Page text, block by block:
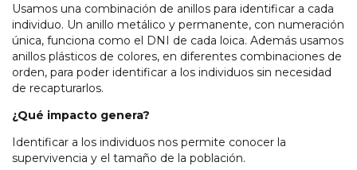
Usamos una combinación de anillos para identificar a cada
individuo. Un anillo metálico y permanente, con numeración
única, funciona como el DNI de cada loica. Además usamos
anillos plásticos de colores, en diferentes combinaciones de
orden, para poder identificar a los individuos sin necesidad
de recapturarlos.
¿Qué impacto genera?
Identificar a los individuos nos permite conocer la
supervivencia y el tamaño de la población.